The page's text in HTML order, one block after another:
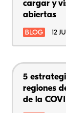
cargar y
abiertas
BLOG 12
5
regiones
de la